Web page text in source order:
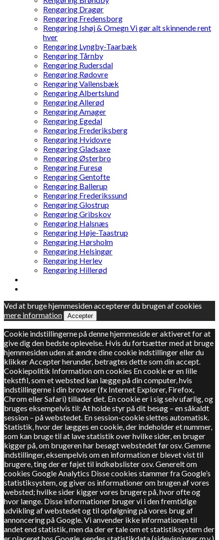
Rengøring Dragør
Rengøring Fredensborg
Rengøring Ishøj & Omegn Vi gør alt skinnende rent
hver
Rengøring Lyngby-Taarbæk
Rengøring Tårnby
Rengøring Rudersdal
Rengøring Rødovre
Rengøring Vallensbæk
Rengøring Albertslund
Rengøring Allerød
Rengøring Amager
Rengøring Egedal
Rengøring Frederiksberg
Rengøring Hvidovre
Rengøring Gladsaxe
Rengøring Østerbro
Rengøring Furesø
Rengøring Gentofte
Rengøring Ballerup
Rengøring Frederikssund
Rengøring Glostrup
Rengøring Gribskov
Rengøring Halsnæs
Rengøring Høje-Taastrup
Rengøring Hørsholm
Rengøring Helsingør
Rengøring Herlev
Rengøring Hillerød
Ved at bruge hjemmesiden accepterer du brugen af cookies
mere information
Accepter
Cookie indstillingerne på denne hjemmeside er aktiveret for at
give dig den bedste oplevelse. Hvis du fortsætter med at bruge
hjemmesiden uden at ændre dine cookie indstillinger eller du
klikker Accepter herunder, betragtes dette som din accept.
Cookiepolitik Information om cookies En cookie er en lille
tekstfil, som et websted kan lægge på din computer, hvis
indstillingerne i din browser (fx Internet Explorer, Firefox,
Chrom eller Safari) tillader det. En cookie er i sig selv ufarlig, og
bruges eksempelvis til: At holde styr på dit besøg – en såkaldt
session – på webstedet. En session-cookie slettes automatisk.
Statistik, hvor der lægges en cookie, der indeholder et nummer,
som kan bruge til at lave statistik over hvilke sider, en bruger
kigger på, om brugeren har besøgt webstedet før osv. Gemme
indstillinger, eksempelvis om en information er blevet vist til
brugere, ting der er føjet til indkøbslister osv. Generelt om
cookies Google Analytics Disse cookies stammer fra Google’s
statistiksystem, og giver os informationer om brugen af vores
websted; hvilke sider kigger vores brugere på, hvor ofte og
hvor længe. Disse informationer bruger vi i den fremtidige
udvikling af webstedet og til opfølgning på vores brug af
annoncering på Google. Vi anvender ikke informationen til
andet end statistik, men da der er tale om et statistiksystem der